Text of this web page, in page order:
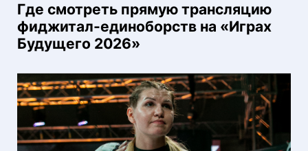
Где смотреть прямую трансляцию
фиджитал-единоборств на «Играх
Будущего 2026»